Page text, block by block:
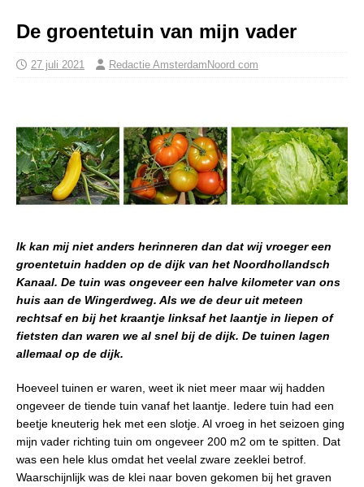
De groentetuin van mijn vader
27 juli 2021 Redactie AmsterdamNoord com
Ik kan mij niet anders herinneren dan dat wij vroeger een
groentetuin hadden op de dijk van het Noordhollandsch
Kanaal. De tuin was ongeveer een halve kilometer van ons
huis aan de Wingerdweg. Als we de deur uit meteen
rechtsaf en bij het kraantje linksaf het laantje in liepen of
fietsten dan waren we al snel bij de dijk. De tuinen lagen
allemaal op de dijk.
Hoeveel tuinen er waren, weet ik niet meer maar wij hadden
ongeveer de tiende tuin vanaf het laantje. Iedere tuin had een
beetje kneuterig hek met een slotje. Al vroeg in het seizoen ging
mijn vader richting tuin om ongeveer 200 m2 om te spitten. Dat
was een hele klus omdat het veelal zware zeeklei betrof.
Waarschijnlijk was de klei naar boven gekomen bij het graven